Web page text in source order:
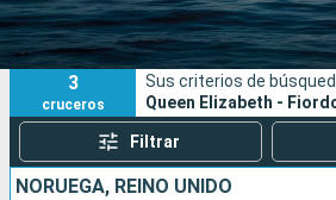
Puertos
3
cruceros
Sus criterios de
Queen Elizabeth -
Filtrar
NORUEGA, REINO UNIDO